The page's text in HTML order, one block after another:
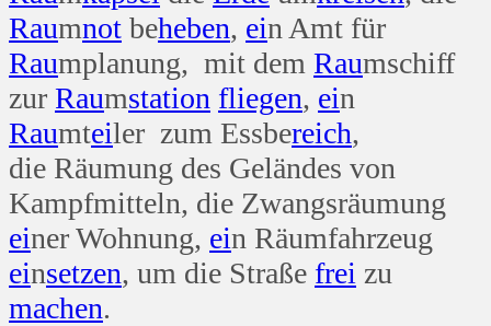
Raumnot beheben, ein Amt für
Raumplanung, mit dem Raumschiff
zur Raumstation fliegen, ein
Raumteiler zum Essbereich,
die Räumung des Geländes von
Kampfmitteln, die Zwangsräumung
einer Wohnung, ein Räumfahrzeug
einsetzen, um die Straße frei zu
machen.